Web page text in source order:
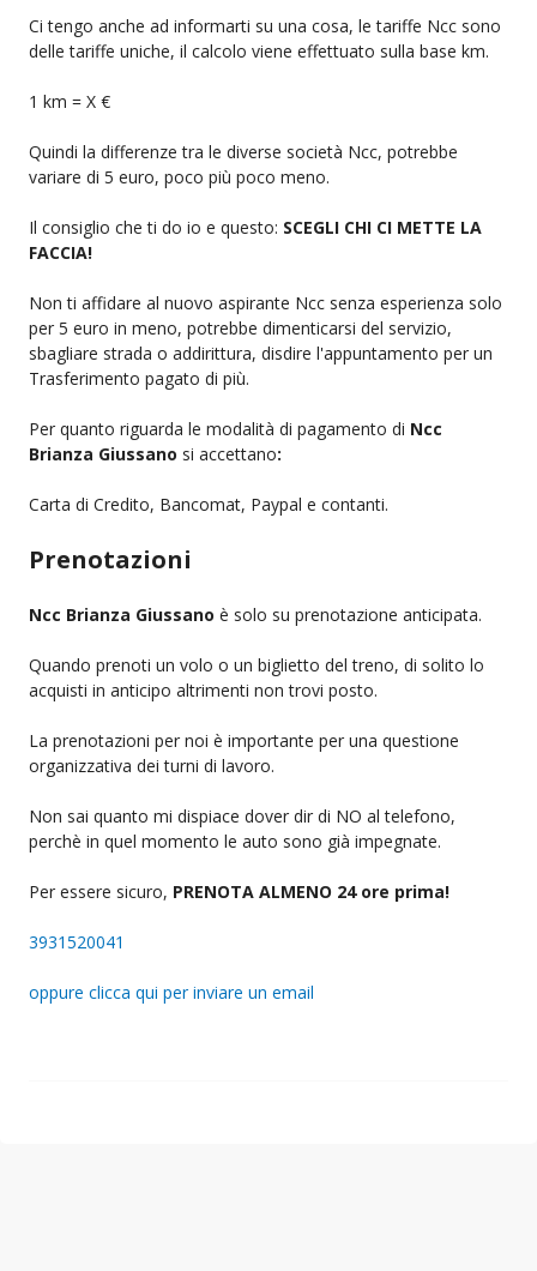
Ci tengo anche ad informarti su una cosa, le tariffe Ncc sono
delle tariffe uniche, il calcolo viene effettuato sulla base km.
1 km = X €
Quindi la differenze tra le diverse società Ncc, potrebbe
variare di 5 euro, poco più poco meno.
Il consiglio che ti do io e questo: SCEGLI CHI CI METTE LA
FACCIA!
Non ti affidare al nuovo aspirante Ncc senza esperienza solo
per 5 euro in meno, potrebbe dimenticarsi del servizio,
sbagliare strada o addirittura, disdire l'appuntamento per un
Trasferimento pagato di più.
Per quanto riguarda le modalità di pagamento di Ncc
Brianza Giussano si accettano:
Carta di Credito, Bancomat, Paypal e contanti.
Prenotazioni
Ncc Brianza Giussano è solo su prenotazione anticipata.
Quando prenoti un volo o un biglietto del treno, di solito lo
acquisti in anticipo altrimenti non trovi posto.
La prenotazioni per noi è importante per una questione
organizzativa dei turni di lavoro.
Non sai quanto mi dispiace dover dir di NO al telefono,
perchè in quel momento le auto sono già impegnate.
Per essere sicuro, PRENOTA ALMENO 24 ore prima!
3931520041
oppure clicca qui per inviare un email